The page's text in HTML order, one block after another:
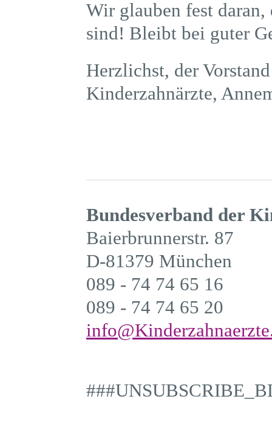
Wir glauben fest daran,
sind! Bleibt bei guter
Herzlichst, der
Kinderzahnärzte,
Bundesverband der
Baierbrunnerstr. 87
D-81379 München
089 - 74 74 65 16
089 - 74 74 65 20